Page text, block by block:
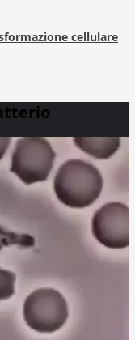
cellulare